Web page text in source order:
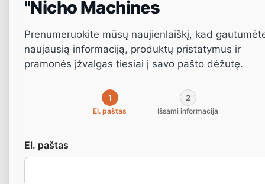
"Nicho Machines
Prenumeruokite mūsų naujienlaiškį, kad
naujausią informaciją, produktų pristatymus ir
pramonės įžvalgas tiesiai į savo pašto dėžutę.
1
El. paštas
2
Išsami informacija
El. paštas